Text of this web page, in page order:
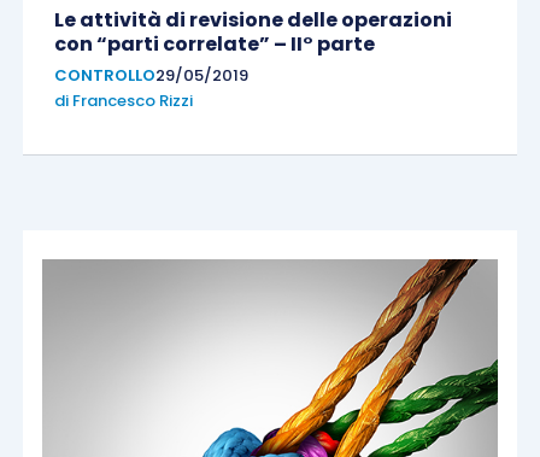
Le attività di revisione delle operazioni
con “parti correlate” – II° parte
CONTROLLO29/05/2019
di Francesco Rizzi